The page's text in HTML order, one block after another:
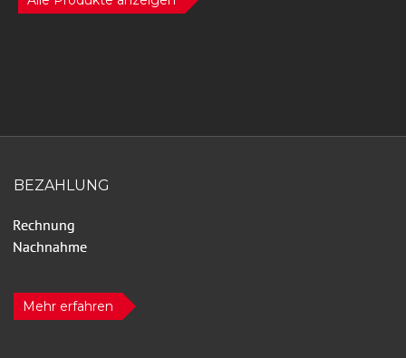
BEZAHLUNG
Mehr erfahren